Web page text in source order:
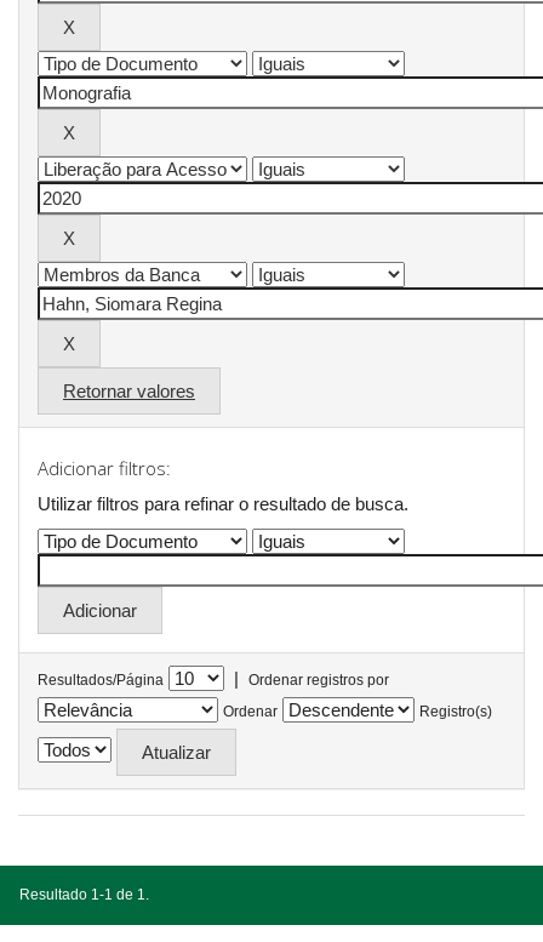
Retornar valores
Adicionar filtros:
Utilizar filtros para refinar o resultado de busca.
Resultados/Página |
Ordenar registros por
Ordenar
Registro(s)
Resultado 1-1 de 1.